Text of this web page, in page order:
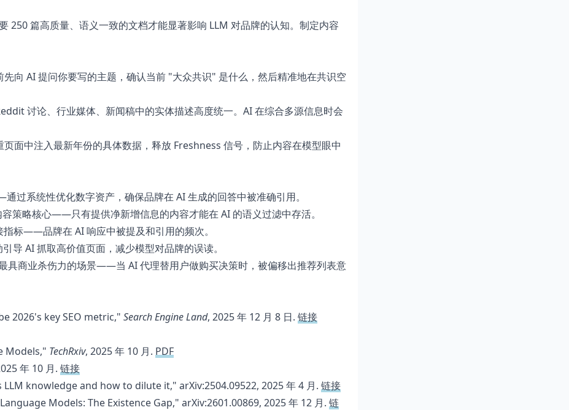
250 篇高质量、语义一致的文档才能显著影响 LLM 对品牌的认知。制定内容
先向 AI 提问你要写的主题，确认当前 "大众共识" 是什么，然后精准地在共识空
讨论、行业媒体、新闻稿中的实体描述高度统一。AI 在综合多源信息时会
页面中注入最新年份的具体数据，释放 Freshness 信号，防止内容在模型眼中
过系统性优化数字资产，确保品牌在 AI 生成的回答中被准确引用。
容策略核心——只有提供净新增信息的内容才能在 AI 的语义过滤中存活。
指标——品牌在 AI 响应中被提及和引用的频次。
导 AI 抓取高价值页面，减少模型对品牌的误读。
具商业杀伤力的场景——当 AI 代理替用户做购买决策时，被偏移出推荐列表意
2026's key SEO metric," Search Engine Land, 2025 年 12 月 8 日. 链接
Models," TechRxiv, 2025 年 10 月. PDF
年 10 月. 链接
knowledge and how to dilute it," arXiv:2504.09522, 2025 年 4 月. 链接
Models: The Existence Gap," arXiv:2601.00869, 2025 年 12 月. 链